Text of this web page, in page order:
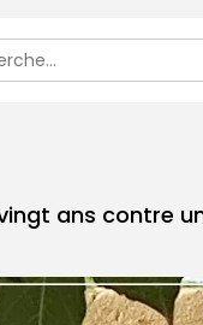
ans contre